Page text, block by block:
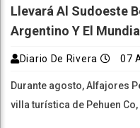
Llevará Al Sudoeste
Argentino Y El
Diario De Rivera 07
Durante agosto, Alfajores
villa turística de Pehuen Co,